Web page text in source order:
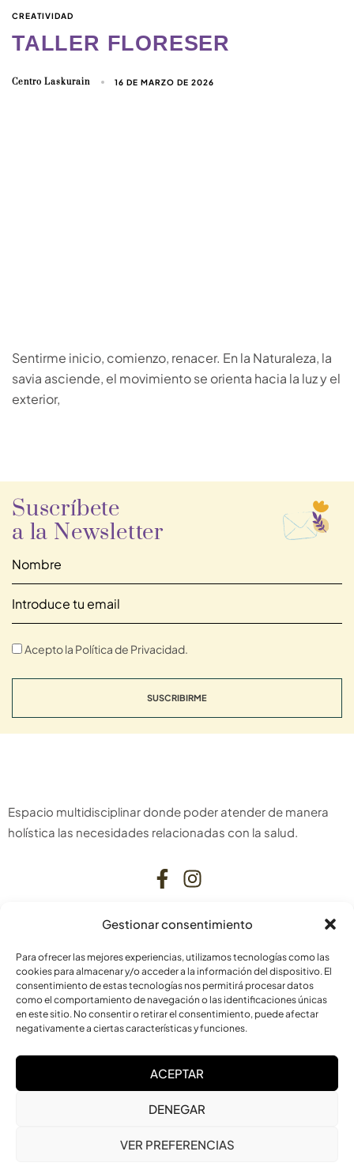
Gestionar consentimiento
Para ofrecer las mejores experiencias, utilizamos tecnologías como las
cookies para almacenar y/o acceder a la información del dispositivo. El
consentimiento de estas tecnologías nos permitirá procesar datos
como el comportamiento de navegación o las identificaciones únicas
en este sitio. No consentir o retirar el consentimiento, puede afectar
negativamente a ciertas características y funciones.
ACEPTAR
DENEGAR
VER PREFERENCIAS
CREATIVIDAD
TALLER FLORESER
Centro Laskurain 16 DE MARZO DE 2026
Sentirme inicio, comienzo, renacer. En la Naturaleza, la
savia asciende, el movimiento se orienta hacia la luz y el
exterior,
Suscríbete
a la Newsletter
Acepto la Política de Privacidad.
SUSCRIBIRME
Espacio multidisciplinar donde poder atender de manera
holística las necesidades relacionadas con la salud.
C. Bardenas Reales, 11, bajo
31006 Pamplona
Navarra